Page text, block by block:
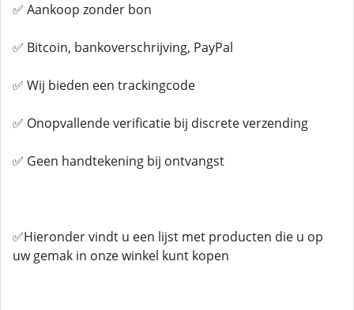
✅ Aankoop zonder bon
✅ Bitcoin, bankoverschrijving, PayPal
✅ Wij bieden een trackingcode
✅ Onopvallende verificatie bij discrete verzending
✅ Geen handtekening bij ontvangst
✅Hieronder vindt u een lijst met producten die u op
uw gemak in onze winkel kunt kopen